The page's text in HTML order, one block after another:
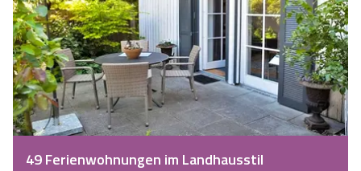
49 Ferienwohnungen im Landhausstil